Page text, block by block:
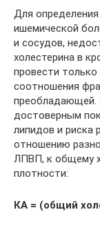
Для
ишемической
и сосудов,
холестерина в
провести
соотношения
преобладающей.
достоверным
липидов и риска
отношению
ЛПВП, к общему
плотности:
КА = (общий